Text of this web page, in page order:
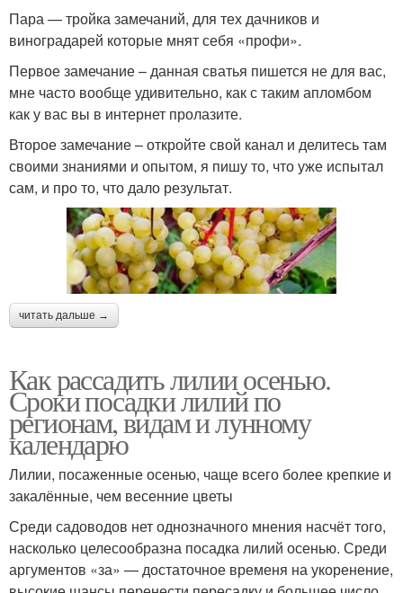
Пара — тройка замечаний, для тех дачников и
виноградарей которые мнят себя «профи».
Первое замечание – данная сватья пишется не для вас,
мне часто вообще удивительно, как с таким апломбом
как у вас вы в интернет пролазите.
Второе замечание – откройте свой канал и делитесь там
своими знаниями и опытом, я пишу то, что уже испытал
сам, и про то, что дало результат.
читать дальше →
Как рассадить лилии осенью.
Сроки посадки лилий по
регионам, видам и лунному
календарю
Лилии, посаженные осенью, чаще всего более крепкие и
закалённые, чем весенние цветы
Среди садоводов нет однозначного мнения насчёт того,
насколько целесообразна посадка лилий осенью. Среди
аргументов «за» — достаточное временя на укоренение,